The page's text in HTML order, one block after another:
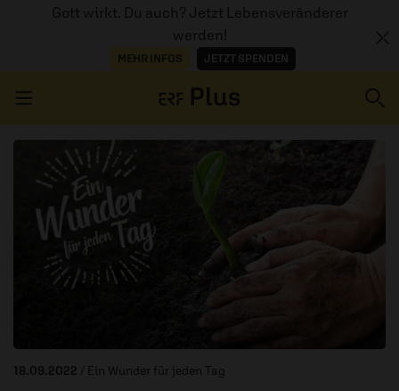
Gott wirkt. Du auch? Jetzt Lebensveränderer
werden!
MEHR INFOS JETZT SPENDEN
ERZÄHL MAL
AUDIOTHEK
PROGRAMM
18.09.2022 / Ein Wunder für jeden Tag